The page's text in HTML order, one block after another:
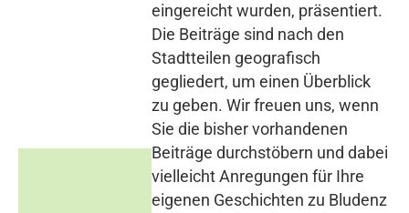
eingereicht wurden, präsentiert.
Die Beiträge sind nach den
Stadtteilen geografisch
gegliedert, um einen Überblick
zu geben. Wir freuen uns, wenn
Sie die bisher vorhandenen
Beiträge durchstöbern und dabei
vielleicht Anregungen für Ihre
eigenen Geschichten zu Bludenz